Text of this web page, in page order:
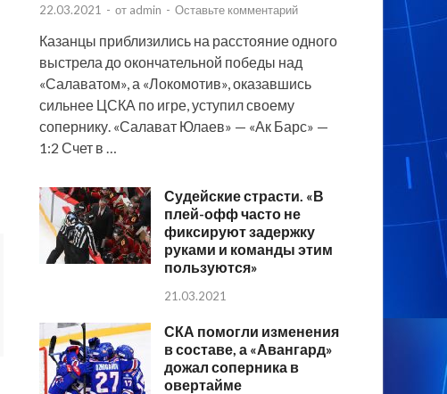
22.03.2021 - от admin - Оставьте комментарий
Казанцы приблизились на расстояние одного
выстрела до окончательной победы над
«Салаватом», а «Локомотив», оказавшись
сильнее ЦСКА по игре, уступил своему
сопернику. «Салават Юлаев» — «Ак Барс» —
1:2 Счет в …
Судейские страсти. «В
плей-офф часто не
фиксируют задержку
руками и команды этим
пользуются»
21.03.2021
СКА помогли изменения
в составе, а «Авангард»
дожал соперника в
овертайме